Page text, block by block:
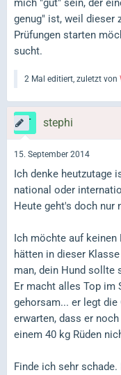
mich "gut" sein, der
genug" ist, weil dieser
Prüfungen starten
sucht.
2 Mal editiert, zuletzt von
stephi
15. September 2014
Ich denke heutzutage
national oder
Heute geht's doch nur
Ich möchte auf keinen
hätten in dieser
man, dein Hund sollte
Er macht alles Top im
gehorsam... er legt
erwarten, dass er
einem 40 kg Rüden
Finde ich sehr